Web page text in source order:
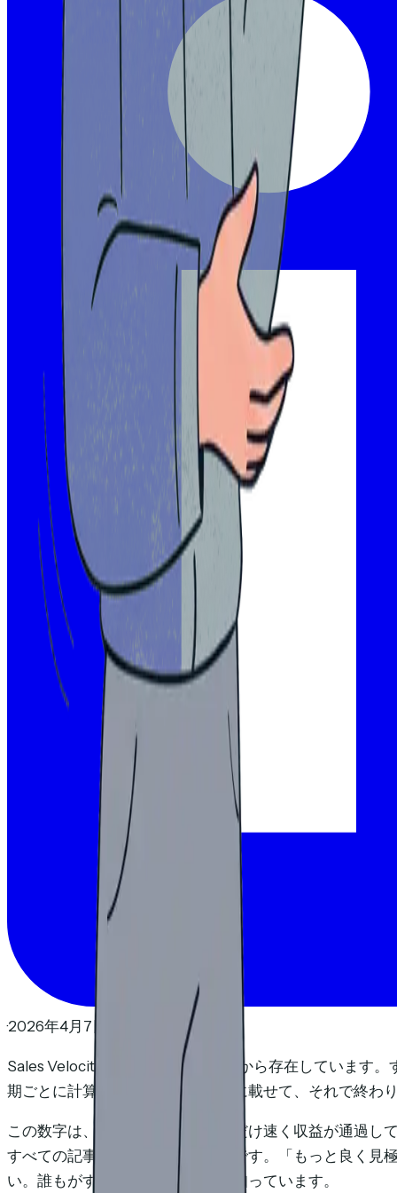
·2026年4月7日 読了時間9分
Sales Velocityの公式は何十年も前から存在しています
期ごとに計算し、ダッシュボードに載せて、それで終わ
この数字は、パイプラインをどれだけ速く収益が通過
すべての記事のアドバイスは同じです。「もっと良く見
い。誰もがすでにそうすべきだと知っています。